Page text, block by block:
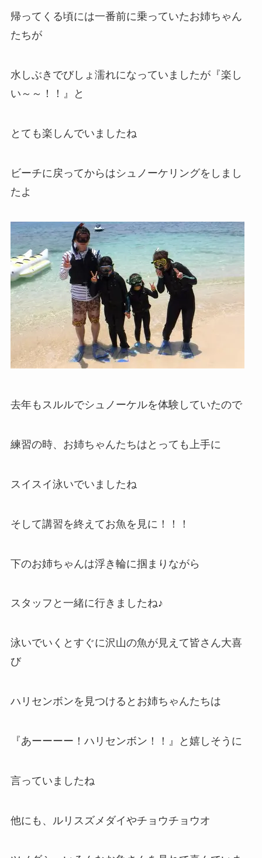
帰ってくる頃には一番前に乗っていたお姉ちゃん
たちが
水しぶきでびしょ濡れになっていましたが『楽し
い～～！！』と
とても楽しんでいましたね
ビーチに戻ってからはシュノーケリングをしまし
たよ
去年もスルルでシュノーケルを体験していたので
練習の時、お姉ちゃんたちはとっても上手に
スイスイ泳いでいましたね
そして講習を終えてお魚を見に！！！
下のお姉ちゃんは浮き輪に掴まりながら
スタッフと一緒に行きましたね♪
泳いでいくとすぐに沢山の魚が見えて皆さん大喜
び
ハリセンボンを見つけるとお姉ちゃんたちは
『あーーーー！ハリセンボン！！』と嬉しそうに
言っていましたね
他にも、ルリスズメダイやチョウチョウオ